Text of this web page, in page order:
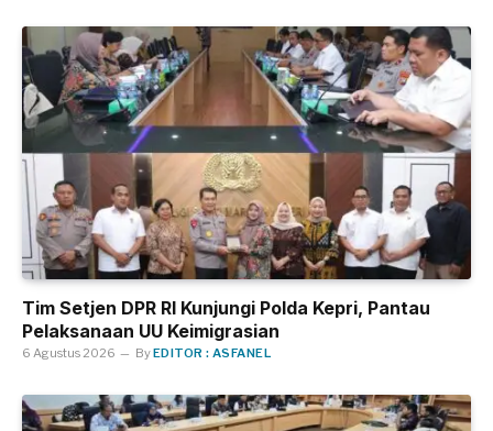
Tim Setjen DPR RI Kunjungi Polda Kepri, Pantau
Pelaksanaan UU Keimigrasian
6 Agustus 2026 ByEDITOR : ASFANEL